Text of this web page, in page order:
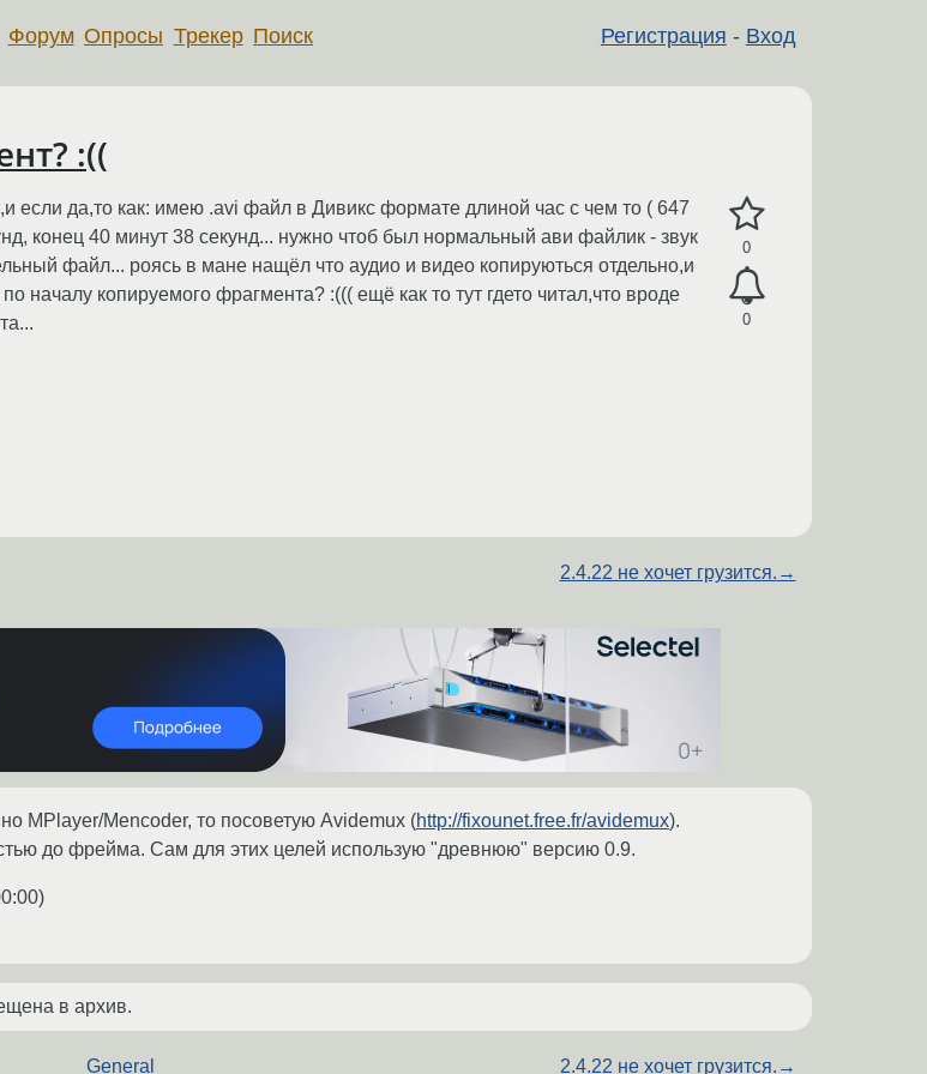
Регистрация - Вход
Форум Опросы Трекер Поиск
:((
0
0
если да,то как: имею .avi файл в Дивикс формате длиной час с чем то ( 647
конец 40 минут 38 секунд... нужно чтоб был нормальный ави файлик - звук
файл... роясь в мане нащёл что аудио и видео копируються отдельно,и
началу копируемого фрагмента? :((( ещё как то тут гдето читал,что вроде
2.4.22 не хочет грузится. →
MPlayer/Mencoder, то посоветую Avidemux (http://fixounet.free.fr/avidemux).
до фрейма. Сам для этих целей использую "древнюю" версию 0.9.
)
в архив.
General 2.4.22 не хочет грузится. →